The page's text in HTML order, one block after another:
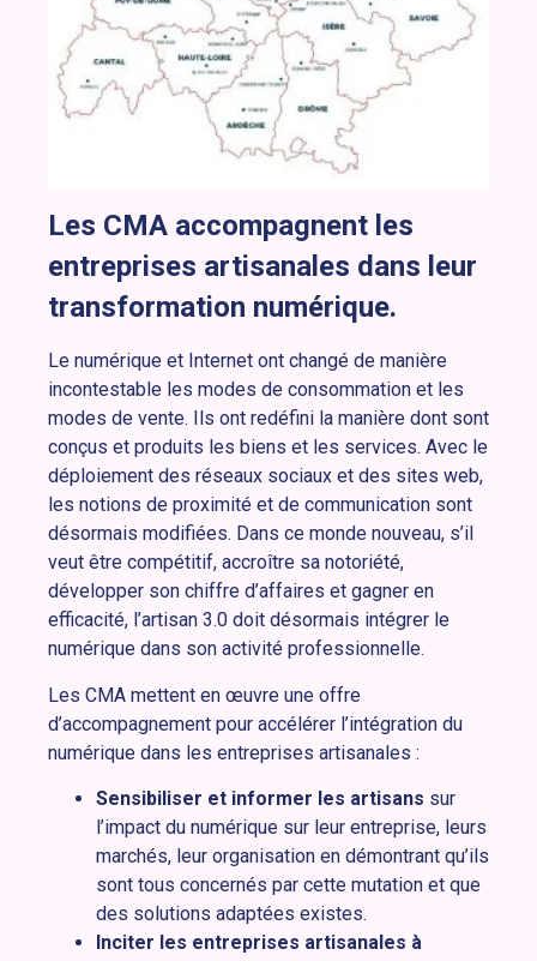
Les CMA accompagnent les
entreprises artisanales dans leur
transformation numérique.
Le numérique et Internet ont changé de manière
incontestable les modes de consommation et les
modes de vente. Ils ont redéfini la manière dont sont
conçus et produits les biens et les services. Avec le
déploiement des réseaux sociaux et des sites web,
les notions de proximité et de communication sont
désormais modifiées. Dans ce monde nouveau, s’il
veut être compétitif, accroître sa notoriété,
développer son chiffre d’affaires et gagner en
efficacité, l’artisan 3.0 doit désormais intégrer le
numérique dans son activité professionnelle.
Les CMA mettent en œuvre une offre
d’accompagnement pour accélérer l’intégration du
numérique dans les entreprises artisanales :
Sensibiliser et informer les artisans sur
l’impact du numérique sur leur entreprise, leurs
marchés, leur organisation en démontrant qu’ils
sont tous concernés par cette mutation et que
des solutions adaptées existes.
Inciter les entreprises artisanales à